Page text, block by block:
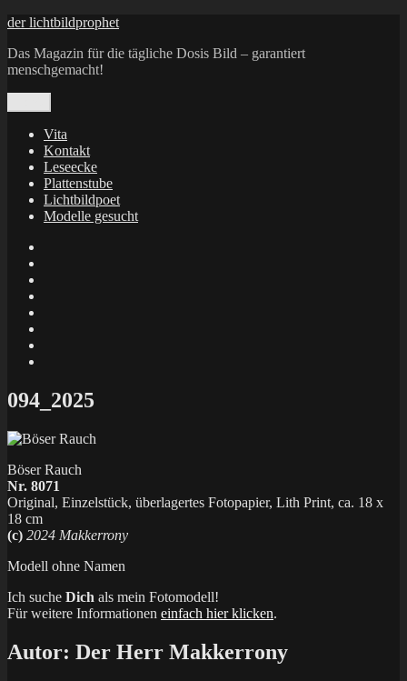
Zum
springen
der lichtbildprophet
Das Magazin für die tägliche Dosis Bild – garantiert
menschgemacht!
Vita
Kontakt
Leseecke
Plattenstube
Lichtbildpoet
Modelle gesucht
X
094_2025
Böser Rauch
Nr. 8071
Original, Einzelstück, überlagertes Fotopapier, Lith Print, ca. 18 x
18 cm
(c) 2024 Makkerrony
Modell ohne Namen
Ich suche Dich als mein Fotomodell!
Für weitere Informationen einfach hier klicken.
Autor: Der Herr Makkerrony